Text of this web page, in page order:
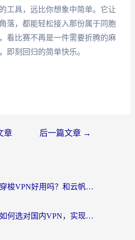
工具，远比你想象中简单。它让
落，都能轻松接入那份属于同胞
看比赛不再是一件需要折腾的麻
即刻回归的简单快乐。
章 后一篇文章 →
海外党必看：穿梭VPN好用吗？和云帆VPN对比哪个回国效果更好？附真实测评+避坑指南
海外党必看：如何选对国内VPN，实现无缝访问国内资源？